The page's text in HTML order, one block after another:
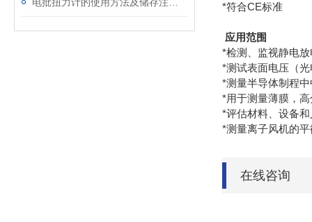
*符合CE标准
应用范围
*检测、监视静电放
*测试表面电压（
*测量半导体制程
*用于测量薄膜，
*评估材料、设备
*测量离子风机的
在线咨询